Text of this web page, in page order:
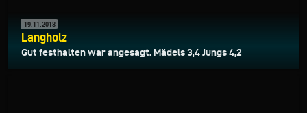
19.11.2018
Langholz
Gut festhalten war angesagt. Mädels 3,4 Jungs 4,2